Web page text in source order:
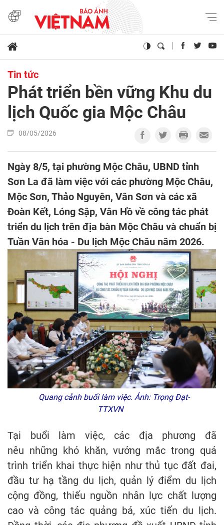
Tin tức
Phát triển bền vững Khu du
lịch Quốc gia Mộc Châu
08/05/2026
Ngày 8/5, tại phường Mộc Châu, UBND tỉnh
Sơn La đã làm việc với các phường Mộc Châu,
Mộc Sơn, Thảo Nguyên, Vân Sơn và các xã
Đoàn Kết, Lóng Sập, Vân Hồ về công tác phát
triển du lịch trên địa bàn Mộc Châu và chuẩn bị
Tuần Văn hóa - Du lịch Mộc Châu năm 2026.
Quang cảnh buổi làm việc. Ảnh: Trọng Đạt-
TTXVN
Tại buổi làm việc, các địa phương đã
nêu những khó khăn, vướng mắc trong quá
trình triển khai thực hiện như thủ tục đất đai,
đầu tư hạ tầng du lịch, quản lý điểm du lịch
cộng đồng, thiếu nguồn nhân lực chất lượng
cao và công tác quảng bá, xúc tiến du lịch.